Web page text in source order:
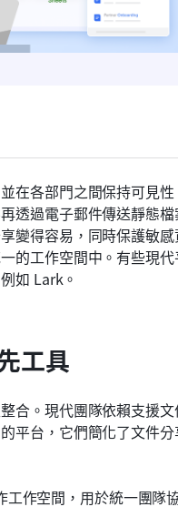
在各部門之間保持可見
透過電子郵件傳送靜態
變得容易，同時保護敏
的工作空間中。有些現
如 Lark。
工具
合。現代團隊依賴支援
平台，它們簡化了文件
作空間，用於統一團隊